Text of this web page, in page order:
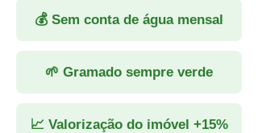
💰 Sem conta de água mensal
🌱 Gramado sempre verde
📈 Valorização do imóvel +15%